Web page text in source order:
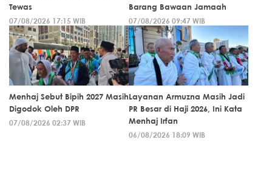
Tewas
07/08/2026 17:15 WIB
Barang Bawaan Jamaah
07/08/2026 09:47 WIB
Menhaj Sebut Bipih 2027 Masih
Digodok Oleh DPR
07/08/2026 02:37 WIB
Layanan Armuzna Masih Jadi
PR Besar di Haji 2026, Ini Kata
Menhaj Irfan
06/08/2026 18:09 WIB